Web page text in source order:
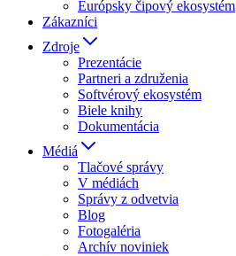
Európsky čipový ekosystém
Zákazníci
Zdroje
Prezentácie
Partneri a združenia
Softvérový ekosystém
Biele knihy
Dokumentácia
Médiá
Tlačové správy
V médiách
Správy z odvetvia
Blog
Fotogaléria
Archív noviniek